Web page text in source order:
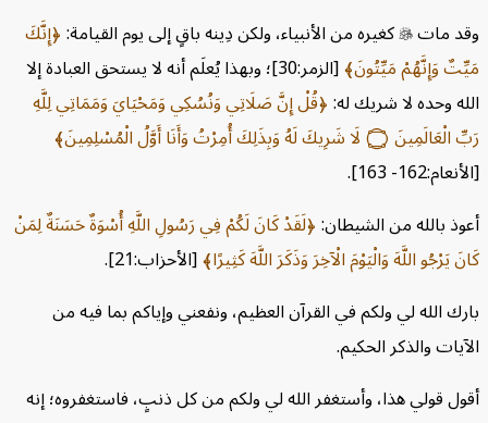
ماتكغيره من الأنبياء، ولكن دِينه باقٍ إلى يوم القيامة: إِنَّكَ
وَإِنَّهُمْ مَيِّتُونَ
[الزمر:30]؛ وبهذا يُعلَم أنه لا يستحق العبادة إلا
وحده لا شريك له: قُلْ إِنَّ صَلَاتِي وَنُسُكِي وَمَحْيَايَ وَمَمَاتِي لِلَّهِ
الْعَالَمِينَ۝لَا شَرِيكَ لَهُ وَبِذَلِكَ أُمِرْتُ وَأَنَا أَوَّلُ الْمُسْلِمِينَ
163].
بالله من الشيطان: لَقَدْ كَانَ لَكُمْ فِي رَسُولِ اللَّهِ أُسْوَةٌ حَسَنَةٌ لِمَنْ
يَرْجُو اللَّهَ وَالْيَوْمَ الْآخِرَ وَذَكَرَ اللَّهَ كَثِيرًا [الأحزاب:21].
الله لي ولكم في القرآن العظيم، ونفعني وإياكم بما فيه من
والذكر الحكيم.
قولي هذا، وأستغفر الله لي ولكم من كل ذنبٍ، فاستغفروه؛ إنه